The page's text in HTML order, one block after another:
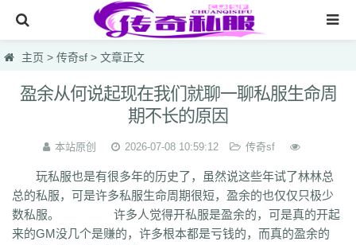
网站首页
传奇私服
中变靓装传奇
韩版热血sf合击
无英雄复古
鸿蒙网址网站
主页 > 传奇sf > 文章正文
盈余从何说起现在我们就聊一聊私服生命周
期不长的原因
本站原创 2026-07-08 10:59:12 传奇sf
玩私服也是有很多年的历史了，虽然说这些年试了林林总
总的私服，可是许多私服生命周期很短，盈余的也仅仅只极少
数私服。 许多人觉得开私服是盈余的，可是真的开起
来的GM没几个是赚的，许多根本都是亏钱的，而真的盈余的